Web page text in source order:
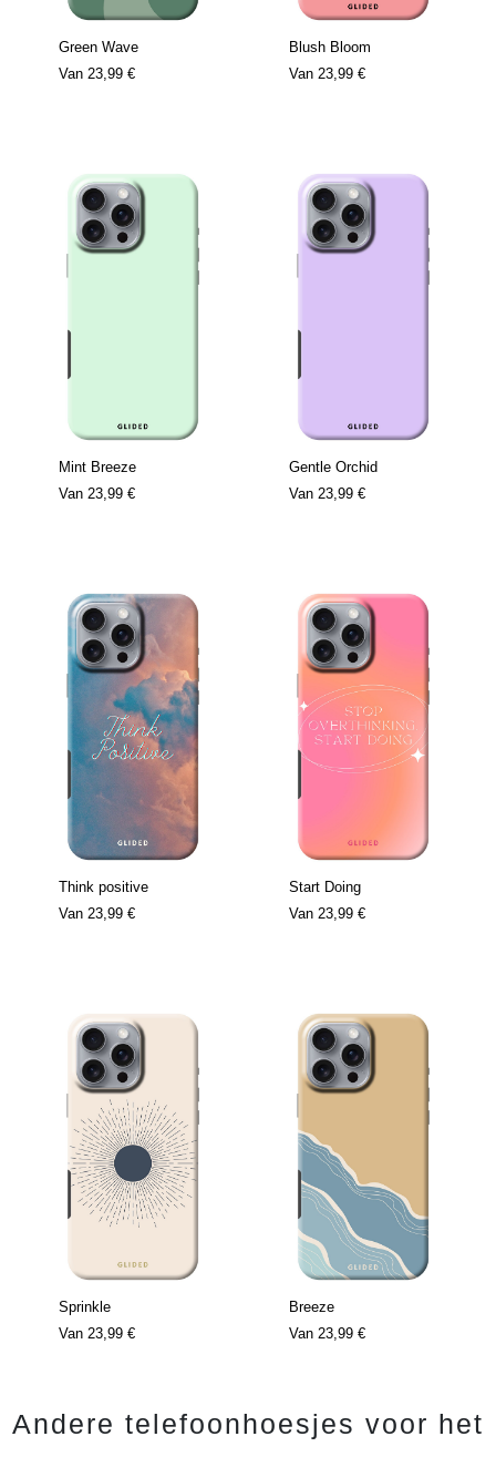
Green Wave
Van 23,99 €
Blush Bloom
Van 23,99 €
Mint Breeze
Van 23,99 €
Gentle Orchid
Van 23,99 €
Think positive
Van 23,99 €
Start Doing
Van 23,99 €
Sprinkle
Van 23,99 €
Breeze
Van 23,99 €
Andere telefoonhoesjes voor het